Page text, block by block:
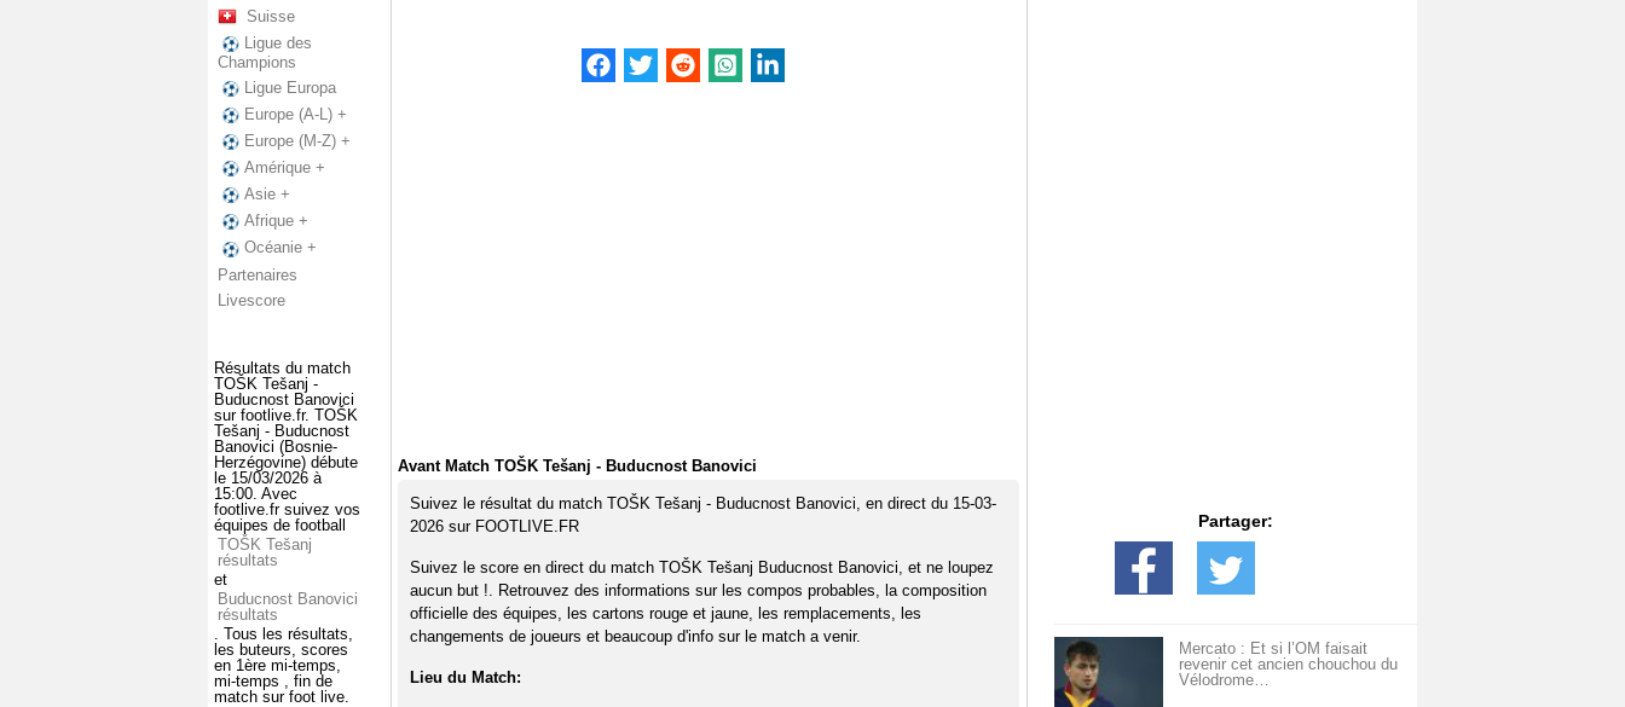
Suisse
Ligue des
Champions
Ligue Europa
Europe (A-L) +
Europe (M-Z) +
Amérique +
Asie +
Afrique +
Océanie +
Partenaires
Livescore
Résultats du match
TOŠK Tešanj -
Buducnost Banovici
sur footlive.fr. TOŠK
Tešanj - Buducnost
Banovici (Bosnie-
Herzégovine) débute
le 15/03/2026 à
15:00. Avec
footlive.fr suivez vos
équipes de football
TOŠK Tešanj
résultats
et
Buducnost Banovici
résultats
. Tous les résultats,
les buteurs, scores
en 1ère mi-temps,
mi-temps , fin de
match sur foot live.
Avant Match TOŠK Tešanj - Buducnost Banovici
Suivez le résultat du match TOŠK Tešanj - Buducnost Banovici, en direct du 15-03-
2026 sur FOOTLIVE.FR
Suivez le score en direct du match TOŠK Tešanj Buducnost Banovici, et ne loupez
aucun but !. Retrouvez des informations sur les compos probables, la composition
officielle des équipes, les cartons rouge et jaune, les remplacements, les
changements de joueurs et beaucoup d'info sur le match a venir.
Lieu du Match:
Partager:
Mercato : Et si l’OM faisait
revenir cet ancien chouchou du
Vélodrome…